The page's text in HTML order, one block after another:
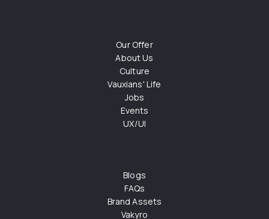
Our Offer
About Us
Culture
Vauxians' Life
Jobs
Events
UX/UI
Blogs
FAQs
Brand Assets
Vakyro